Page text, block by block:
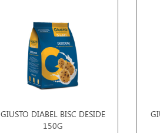
GIUSTO DIABEL BISC DESIDE
150G